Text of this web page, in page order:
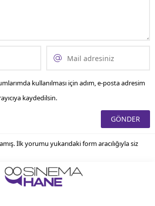
kullanılması için adım, e-posta adresim
kaydedilsin.
İlk yorumu yukarıdaki form aracılığıyla siz